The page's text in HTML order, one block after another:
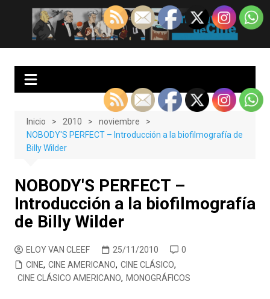
contenido
EnClave de Cine
Crítica cinematográfica y audiovisual. Punto de encuentro para los
Inicio 2010
noviembre
NOBODY'S PERFECT – Introducción a la biofilmografía de
Billy Wilder
NOBODY'S PERFECT –
Introducción a la biofilmografía
de Billy Wilder
ELOY VAN CLEEF 25/11/2010
0
CINE, CINE AMERICANO, CINE CLÁSICO,
CINE CLÁSICO AMERICANO, MONOGRÁFICOS